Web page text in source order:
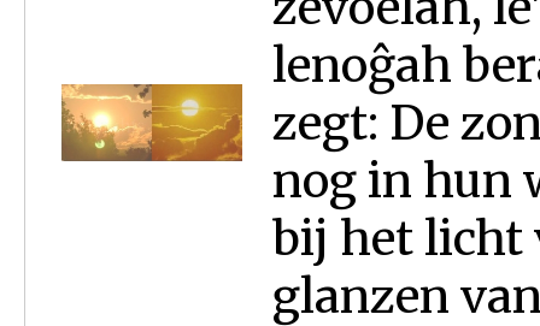
lenoĝah
zegt: De
nog in hun
bij het licht
glanzen van